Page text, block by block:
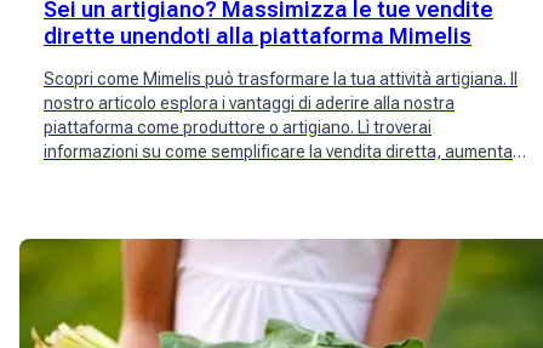
Sei un artigiano? Massimizza le tue vendite
dirette unendoti alla piattaforma Mimelis
Scopri come Mimelis può trasformare la tua attività artigiana. Il
nostro articolo esplora i vantaggi di aderire alla nostra
piattaforma come produttore o artigiano. Lì troverai
informazioni su come semplificare la vendita diretta, aumentare